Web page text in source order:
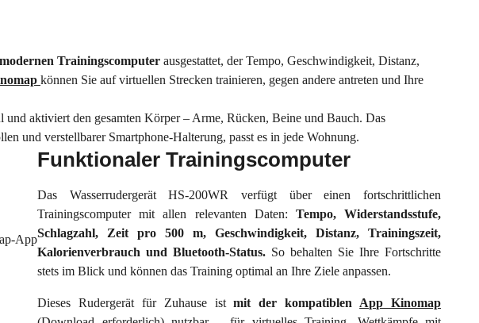
modernen Trainingscomputer ausgestattet, der Tempo, Geschwindigkeit, Distanz,
können Sie auf virtuellen Strecken trainieren, gegen andere antreten und Ihre
und aktiviert den gesamten Körper – Arme, Rücken, Beine und Bauch. Das
und verstellbarer Smartphone-Halterung, passt es in jede Wohnung.
Funktionaler Trainingscomputer
Das Wasserrudergerät HS-200WR verfügt über einen fortschrittlichen
Trainingscomputer mit allen relevanten Daten: Tempo, Widerstandsstufe,
Schlagzahl, Zeit pro 500 m, Geschwindigkeit, Distanz, Trainingszeit,
Kalorienverbrauch und Bluetooth-Status. So behalten Sie Ihre Fortschritte
stets im Blick und können das Training optimal an Ihre Ziele anpassen.
Dieses Rudergerät für Zuhause istmit der kompatiblen App Kinomap